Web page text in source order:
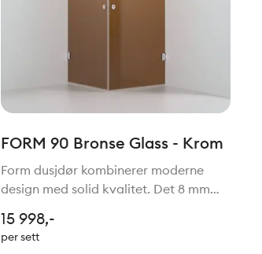
FORM 90 Bronse Glass - Krom
Form dusjdør kombinerer moderne
design med solid kvalitet. Det 8 mm
uttrykk og en stabil konstruksjon med
høyde på 198 cm. Døren kan åpnes
15 998,-
per sett